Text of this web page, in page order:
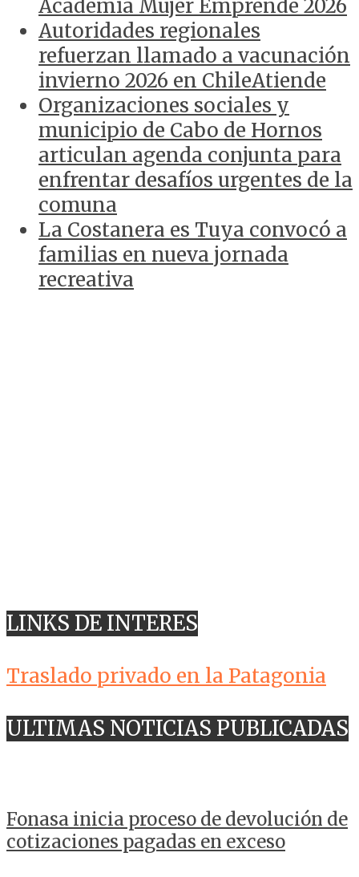
Academia Mujer Emprende 2026
Autoridades regionales
refuerzan llamado a vacunación
invierno 2026 en ChileAtiende
Organizaciones sociales y
municipio de Cabo de Hornos
articulan agenda conjunta para
enfrentar desafíos urgentes de la
comuna
La Costanera es Tuya convocó a
familias en nueva jornada
recreativa
LINKS DE INTERES
Traslado privado en la Patagonia
ULTIMAS NOTICIAS PUBLICADAS
Fonasa inicia proceso de devolución de
cotizaciones pagadas en exceso